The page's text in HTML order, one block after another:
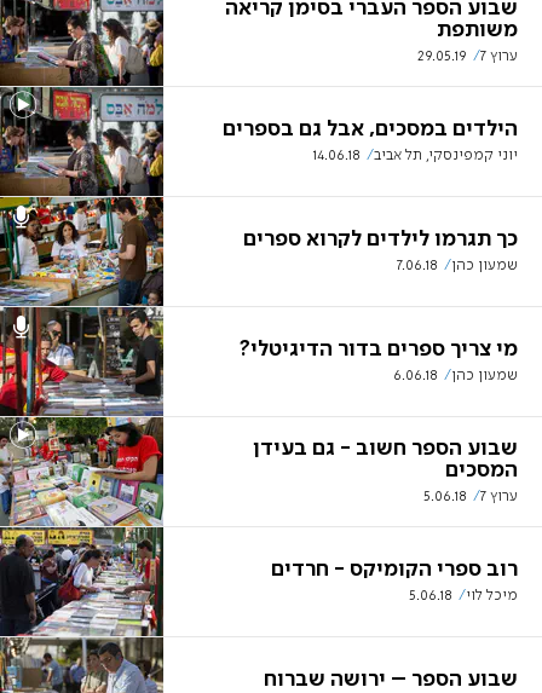
שבוע הספר העברי בסימן קריאה
משותפת
ערוץ 7 29.05.19
הילדים במסכים, אבל גם בספרים
יוני קמפינסקי, תל אביב 14.06.18
כך תגרמו לילדים לקרוא ספרים
שמעון כהן 7.06.18
מי צריך ספרים בדור הדיגיטלי?
שמעון כהן 6.06.18
שבוע הספר חשוב - גם בעידן
המסכים
ערוץ 7 5.06.18
רוב ספרי הקומיקס - חרדים
מיכל לוי 5.06.18
שבוע הספר – ירושה שברוח